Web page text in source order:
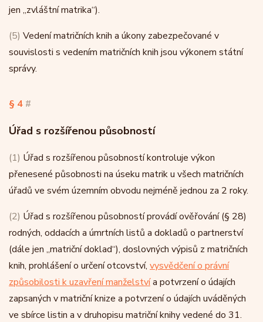
jen „zvláštní matrika“).
(5) Vedení matričních knih a úkony zabezpečované v
souvislosti s vedením matričních knih jsou výkonem státní
správy.
§ 4 #
Úřad s rozšířenou působností
(1) Úřad s rozšířenou působností kontroluje výkon
přenesené působnosti na úseku matrik u všech matričních
úřadů ve svém územním obvodu nejméně jednou za 2 roky.
(2) Úřad s rozšířenou působností provádí ověřování (§ 28)
rodných, oddacích a úmrtních listů a dokladů o partnerství
(dále jen „matriční doklad“), doslovných výpisů z matričních
knih, prohlášení o určení otcovství, vysvědčení o právní
způsobilosti k uzavření manželstvía potvrzení o údajích
zapsaných v matriční knize a potvrzení o údajích uváděných
ve sbírce listin a v druhopisu matriční knihy vedené do 31.